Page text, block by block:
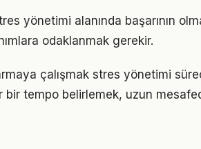
yönetimi alanında başarının
odaklanmak gerekir.
çalışmak stres yönetimi
bir tempo belirlemek, uzun